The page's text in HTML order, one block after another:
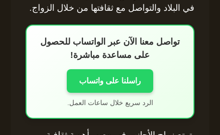
في البلاد والتواصل مع ثقافتها من خلال الزواج.
تواصل معنا الآن عبر الواتساب للحصول
على مساعدة مباشرة!
راسلنا على واتساب
الرد سريع خلال ساعات العمل.